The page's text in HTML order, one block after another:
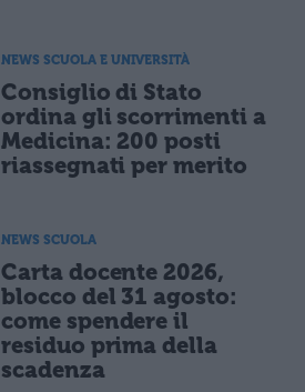
NEWS SCUOLA E UNIVERSITÀ
Consiglio di Stato
ordina gli scorrimenti a
Medicina: 200 posti
riassegnati per merito
NEWS SCUOLA
Carta docente 2026,
blocco del 31 agosto:
come spendere il
residuo prima della
scadenza